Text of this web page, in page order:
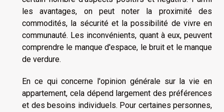
les avantages, on peut noter la proximité des
commodités, la sécurité et la possibilité de vivre en
communauté. Les inconvénients, quant à eux, peuvent
comprendre le manque d'espace, le bruit et le manque
de verdure.
En ce qui concerne l'opinion générale sur la vie en
appartement, cela dépend largement des préférences
et des besoins individuels. Pour certaines personnes,